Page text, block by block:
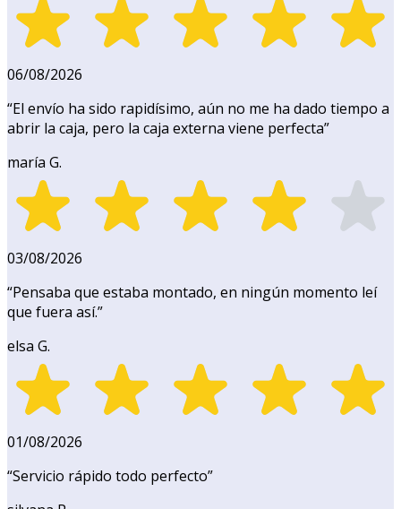
06/08/2026
“El envío ha sido rapidísimo, aún no me ha dado tiempo a
abrir la caja, pero la caja externa viene perfecta”
maría G.
03/08/2026
“Pensaba que estaba montado, en ningún momento leí
que fuera así.”
elsa G.
01/08/2026
“Servicio rápido todo perfecto”